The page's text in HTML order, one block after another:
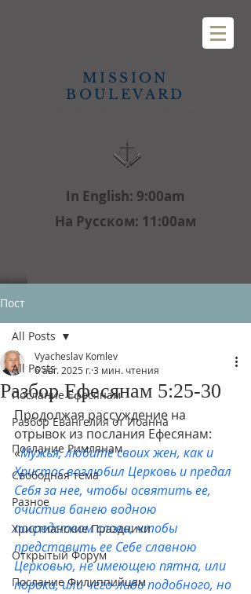
MISSION
BOULEVARD
In English: 9:00am
На Русском: 11:00aм
Пост
All Posts
Послание Ефесянам
Разбор Евангелия от Иоанна
Послание Римлянам
Свободная тема
Разное
Христианские Праздники
Открытый Форум
Послание Филиппийцам
All Posts
Разбор Ефесянам 5:25-30
Vyacheslav Komlev
6 авг. 2025 г.3 мин. чтения
Продолжая рассуждение на
отрывок из послания Ефесянам:
«Мужья, любите своих жен, как и
Христос возлюбил Церковь и предал
Себя за нее, чтобы освятить ее,
очистив банею водною
посредством слова; чтобы
представить ее Себе славною
Церковью, не имеющею пятна, или
порока, или чего-либо подобного, но